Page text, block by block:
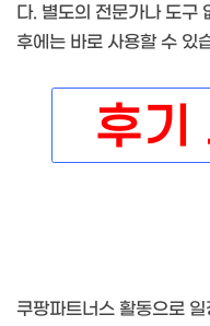
다. 별도의 전문가나 도구
후에는 바로 사용할 수 있
쿠팡파트너스 활동으로